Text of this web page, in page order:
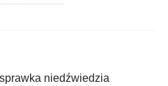
niedźwiedzia